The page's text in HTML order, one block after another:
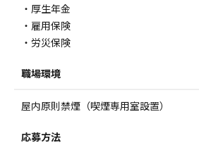
・厚生年金
・雇用保険
・労災保険
職場環境
屋内原則禁煙（喫煙専用室設置）
応募方法